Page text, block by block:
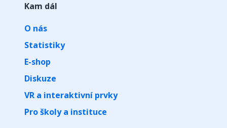
Kam dál
O nás
Statistiky
E-shop
Diskuze
VR a interaktivní prvky
Pro školy a instituce